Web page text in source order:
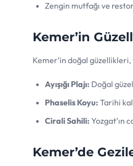
Zengin mutfağı ve
Kemer’in
Kemer’in doğal
Ayışığı Plajı: Doğal
Phaselis Koyu: Tarihi
Cirali Sahili: Yozgat’ın
Kemer’de